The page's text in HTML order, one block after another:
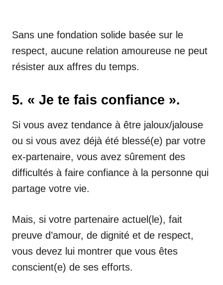
Sans une fondation solide basée sur le
respect, aucune relation amoureuse ne peut
résister aux affres du temps.
5. « Je te fais confiance ».
Si vous avez tendance à être jaloux/jalouse
ou si vous avez déjà été blessé(e) par votre
ex-partenaire, vous avez sûrement des
difficultés à faire confiance à la personne qui
partage votre vie.
Mais, si votre partenaire actuel(le), fait
preuve d’amour, de dignité et de respect,
vous devez lui montrer que vous êtes
conscient(e) de ses efforts.